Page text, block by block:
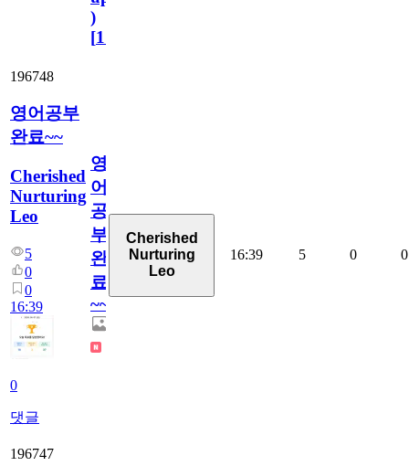
)
[110
196748
영어공부
완료~~
Cherished
Nurturing
Leo
5
0
0
16:39
0
댓글
영
어
공
부
완
료
~~
Cherished
Nurturing
Leo
16:39 5 0 0
196747